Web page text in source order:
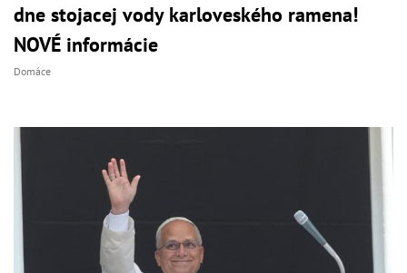
dne stojacej vody karloveského ramena!
NOVÉ informácie
Domáce